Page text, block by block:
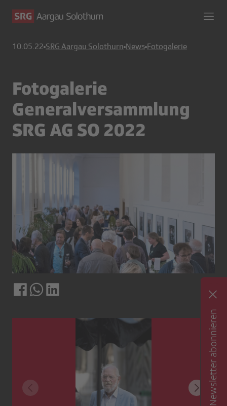
10.05.22 SRG Aargau Solothurn News Fotogalerie
Fotogalerie
Generalversammlung
SRG AG SO 2022
Newsletter abonnieren